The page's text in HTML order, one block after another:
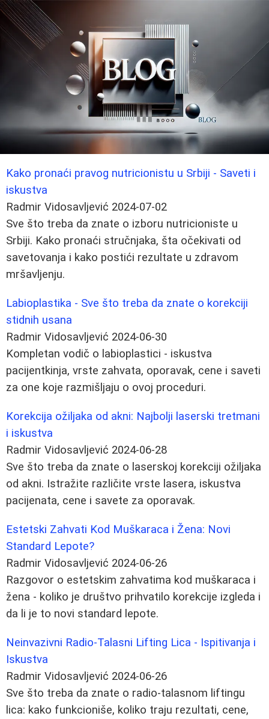
Kako pronaći pravog nutricionistu u Srbiji - Saveti i
iskustva
Radmir Vidosavljević 2024-07-02
Sve što treba da znate o izboru nutricioniste u
Srbiji. Kako pronaći stručnjaka, šta očekivati od
savetovanja i kako postići rezultate u zdravom
mršavljenju.
Labioplastika - Sve što treba da znate o korekciji
stidnih usana
Radmir Vidosavljević 2024-06-30
Kompletan vodič o labioplastici - iskustva
pacijentkinja, vrste zahvata, oporavak, cene i saveti
za one koje razmišljaju o ovoj proceduri.
Korekcija ožiljaka od akni: Najbolji laserski tretmani
i iskustva
Radmir Vidosavljević 2024-06-28
Sve što treba da znate o laserskoj korekciji ožiljaka
od akni. Istražite različite vrste lasera, iskustva
pacijenata, cene i savete za oporavak.
Estetski Zahvati Kod Muškaraca i Žena: Novi
Standard Lepote?
Radmir Vidosavljević 2024-06-26
Razgovor o estetskim zahvatima kod muškaraca i
žena - koliko je društvo prihvatilo korekcije izgleda i
da li je to novi standard lepote.
Neinvazivni Radio-Talasni Lifting Lica - Ispitivanja i
Iskustva
Radmir Vidosavljević 2024-06-26
Sve što treba da znate o radio-talasnom liftingu
lica: kako funkcioniše, koliko traju rezultati, cene,